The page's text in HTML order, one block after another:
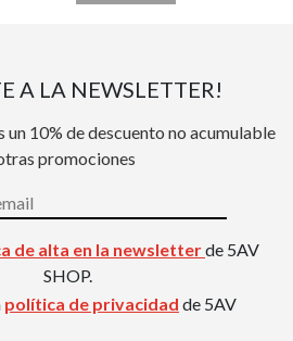
A LA NEWSLETTER!
10% de descuento no acumulable
promociones
de alta en la newsletterde 5AV
SHOP.
política de privacidad de 5AV